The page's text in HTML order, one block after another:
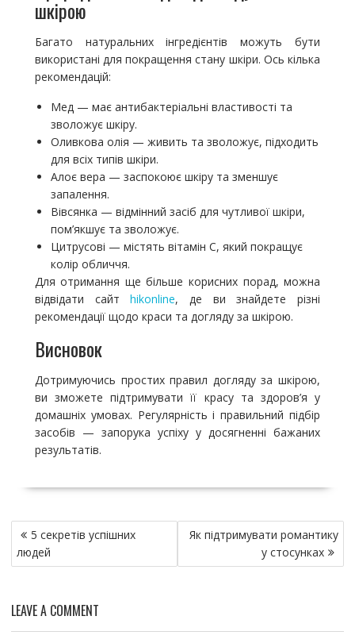
шкірою
Багато натуральних інгредієнтів можуть бути
використані для покращення стану шкіри. Ось кілька
рекомендацій:
Мед — має антибактеріальні властивості та
зволожує шкіру.
Оливкова олія — живить та зволожує, підходить
для всіх типів шкіри.
Алоє вера — заспокоює шкіру та зменшує
запалення.
Вівсянка — відмінний засіб для чутливої шкіри,
пом’якшує та зволожує.
Цитрусові — містять вітамін C, який покращує
колір обличчя.
Для отримання ще більше корисних порад, можна
відвідати сайтhikonline, де ви знайдете різні
рекомендації щодо краси та догляду за шкірою.
Висновок
Дотримуючись простих правил догляду за шкірою,
ви зможете підтримувати її красу та здоров’я у
домашніх умовах. Регулярність і правильний підбір
засобів — запорука успіху у досягненні бажаних
результатів.
Н
а
в
г
а
5 секретів успішних
людей
Як підтримувати романтику
у стосунках
LEAVE A COMMENT